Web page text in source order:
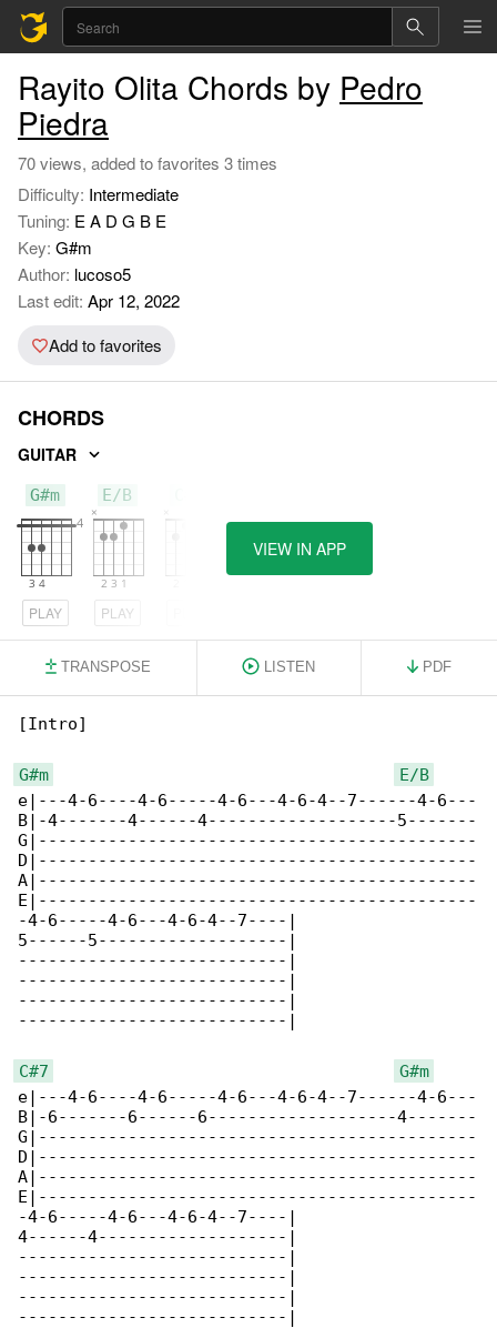
Rayito Olita Chords by Pedro
Piedra
70 views, added to favorites 3 times
Difficulty: Intermediate
Tuning: E A D G B E
Key: G#m
Author: lucoso5
Last edit: Apr 12, 2022
Add to favorites
CHORDS
GUITAR
G#m
PLAY
E/B
PLAY
VIEW IN APP
TRANSPOSE LISTEN PDF
[Intro]
G#m
E/B
e|---4-6----4-6-----4-6---4-6-4--7------4-6---
B|-4-------4------4-------------------5-------
G|--------------------------------------------
D|--------------------------------------------
A|--------------------------------------------
E|--------------------------------------------
-4-6-----4-6---4-6-4--7----|
5------5-------------------|
---------------------------|
---------------------------|
---------------------------|
---------------------------|
C#7
G#m
e|---4-6----4-6-----4-6---4-6-4--7------4-6---
B|-6-------6------6-------------------4-------
G|--------------------------------------------
D|--------------------------------------------
A|--------------------------------------------
E|--------------------------------------------
-4-6-----4-6---4-6-4--7----|
4------4-------------------|
---------------------------|
---------------------------|
---------------------------|
---------------------------|